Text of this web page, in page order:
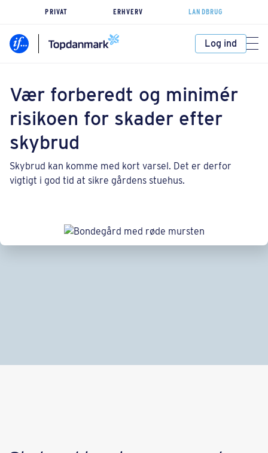
PRIVAT ERHVERV LANDBRUG
Log ind
Vær forberedt og minimér
risikoen for skader efter
skybrud
Skybrud kan komme med kort varsel. Det er derfor
vigtigt i god tid at sikre gårdens stuehus.